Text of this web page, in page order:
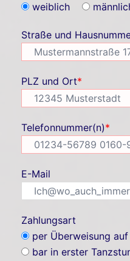
weiblich
Straße und
PLZ und Ort*
Telefonnummer(n)*
E-Mail
Zahlungsart
per Überweisung
bar in erster